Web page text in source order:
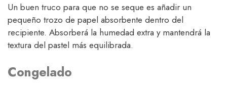
Un buen truco para que no se seque es añadir un
pequeño trozo de papel absorbente dentro del
recipiente. Absorberá la humedad extra y mantendrá la
textura del pastel más equilibrada.
Congelado